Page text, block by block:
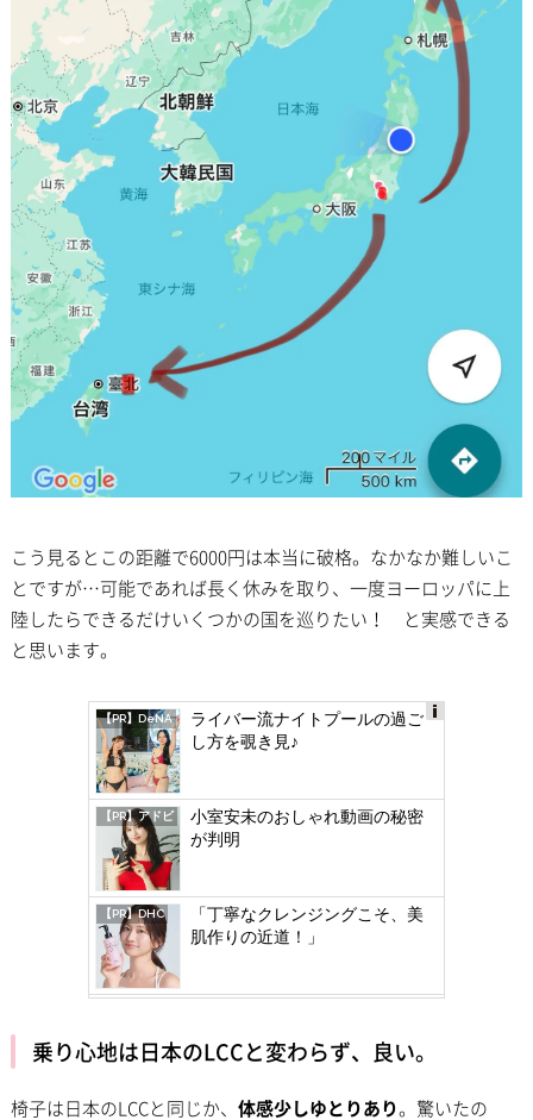
こう見るとこの距離で6000円は本当に破格。なかなか難しいこ
とですが…可能であれば長く休みを取り、一度ヨーロッパに上
陸したらできるだけいくつかの国を巡りたい！ と実感できる
と思います。
by
【PR】DeNA
ライバー流ナイトプールの過ご
し方を覗き見♪
【PR】アドビ
小室安未のおしゃれ動画の秘密
が判明
【PR】DHC
「丁寧なクレンジングこそ、美
肌作りの近道！」
乗り心地は日本のLCCと変わらず、良い。
椅子は日本のLCCと同じか、 体感少しゆとりあり。驚いたの